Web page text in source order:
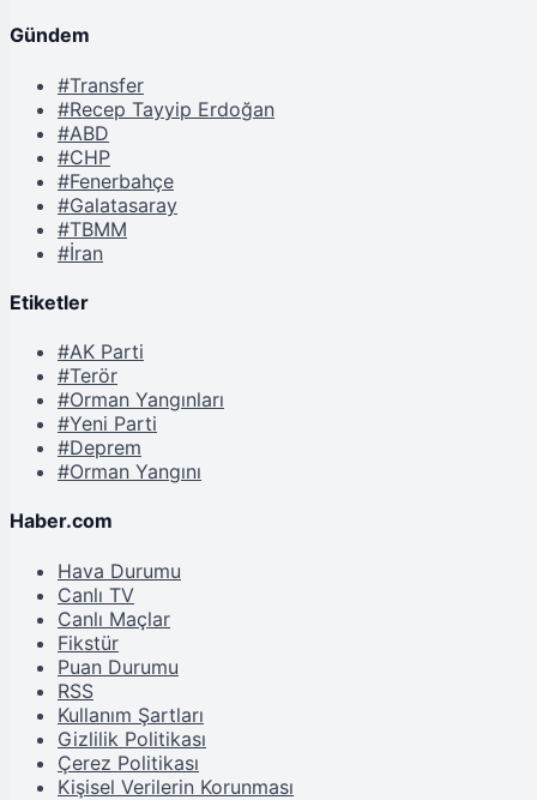
Gündem
#Transfer
#Recep Tayyip Erdoğan
#ABD
#CHP
#Fenerbahçe
#Galatasaray
#TBMM
#İran
Etiketler
#AK Parti
#Terör
#Orman Yangınları
#Yeni Parti
#Deprem
#Orman Yangını
Haber.com
Hava Durumu
Canlı TV
Canlı Maçlar
Fikstür
Puan Durumu
RSS
Kullanım Şartları
Gizlilik Politikası
Çerez Politikası
Kişisel Verilerin Korunması